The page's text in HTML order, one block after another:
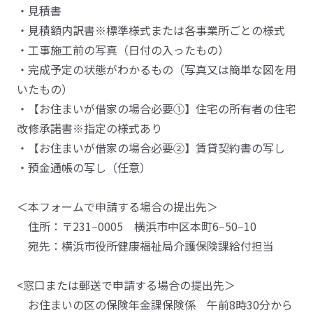
・見積書
・見積額内訳書※標準様式または各事業所ごとの様式
・工事施工前の写真（日付の入ったもの）
・完成予定の状態がわかるもの（写真又は簡単な図を用
いたもの）
・【お住まいが借家の場合必要①】住宅の所有者の住宅
改修承諾書※指定の様式あり
・【お住まいが借家の場合必要②】賃貸契約書の写し
・預金通帳の写し（任意）
＜本フォームで申請する場合の提出先＞
住所：〒231‒0005 横浜市中区本町6‒50‒10
宛先：横浜市役所健康福祉局介護保険課給付担当
<窓口または郵送で申請する場合の提出先＞
お住まいの区の保険年金課保険係 午前8時30分から